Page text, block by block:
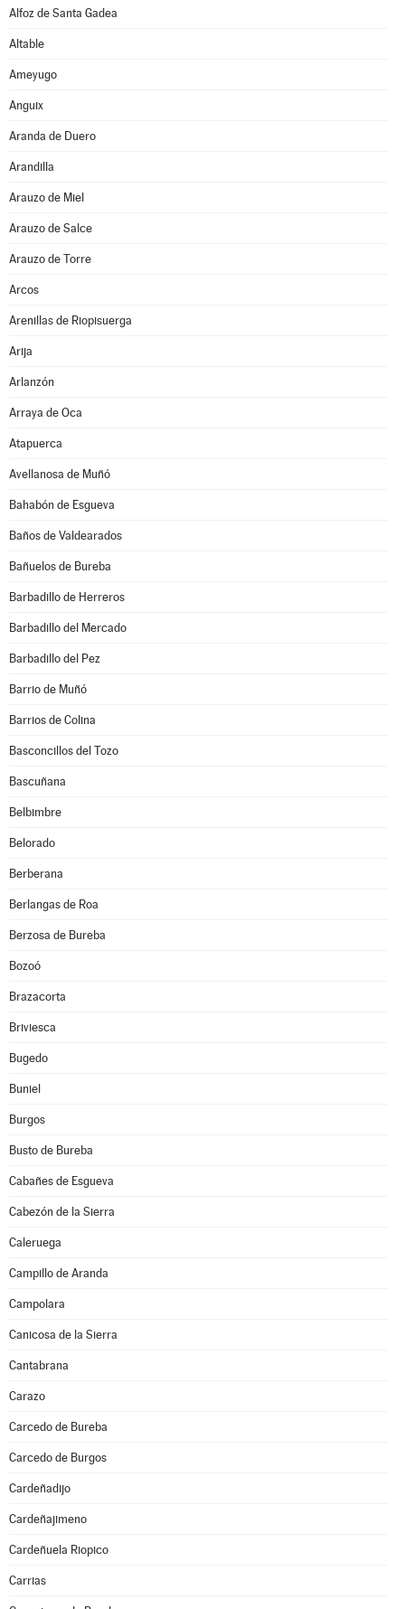
Alfoz de Santa Gadea
Altable
Ameyugo
Anguix
Aranda de Duero
Arandilla
Arauzo de Miel
Arauzo de Salce
Arauzo de Torre
Arcos
Arenillas de Riopisuerga
Arija
Arlanzón
Arraya de Oca
Atapuerca
Avellanosa de Muñó
Bahabón de Esgueva
Baños de Valdearados
Bañuelos de Bureba
Barbadillo de Herreros
Barbadillo del Mercado
Barbadillo del Pez
Barrio de Muñó
Barrios de Colina
Basconcillos del Tozo
Bascuñana
Belbimbre
Belorado
Berberana
Berlangas de Roa
Berzosa de Bureba
Bozoó
Brazacorta
Briviesca
Bugedo
Buniel
Burgos
Busto de Bureba
Cabañes de Esgueva
Cabezón de la Sierra
Caleruega
Campillo de Aranda
Campolara
Canicosa de la Sierra
Cantabrana
Carazo
Carcedo de Bureba
Carcedo de Burgos
Cardeñadijo
Cardeñajimeno
Cardeñuela Riopico
Carrias